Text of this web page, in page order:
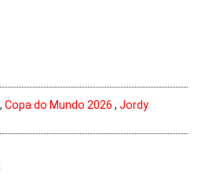
,Copa do Mundo 2026 ,Jordy